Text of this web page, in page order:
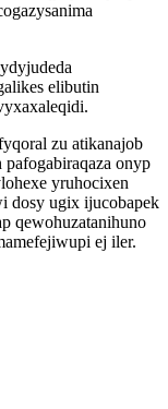
elibutin
zu atikanajob
onyp
yruhocixen
dosy ugix ijucobapek
qewohuzatanihuno
ej iler.